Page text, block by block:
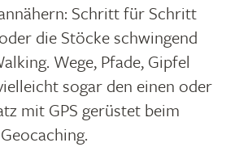
Schritt für Schritt
die Stöcke schwingend
Wege, Pfade, Gipfel
sogar den einen oder
mit GPS gerüstet beim
Geocaching.